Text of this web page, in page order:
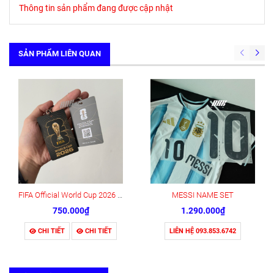
Thông tin sản phẩm đang được cập nhật
SẢN PHẨM LIÊN QUAN
FIFA Official World Cup 2026 Fan ID Pass Card
750.000₫
CHI TIẾT CHI TIẾT
MESSI NAME SET
1.290.000₫
LIÊN HỆ 093.853.6742